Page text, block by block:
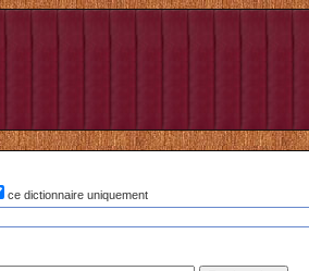
ce dictionnaire uniquement